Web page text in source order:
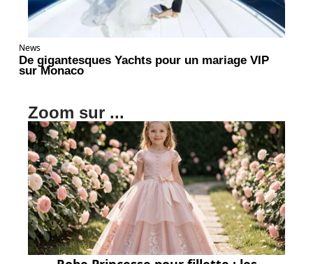
News
De gigantesques Yachts pour un mariage VIP
sur Monaco
Zoom sur ...